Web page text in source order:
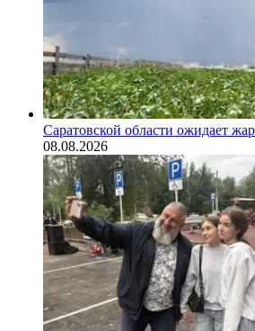
Саратовской области ожидает
08.08.2026